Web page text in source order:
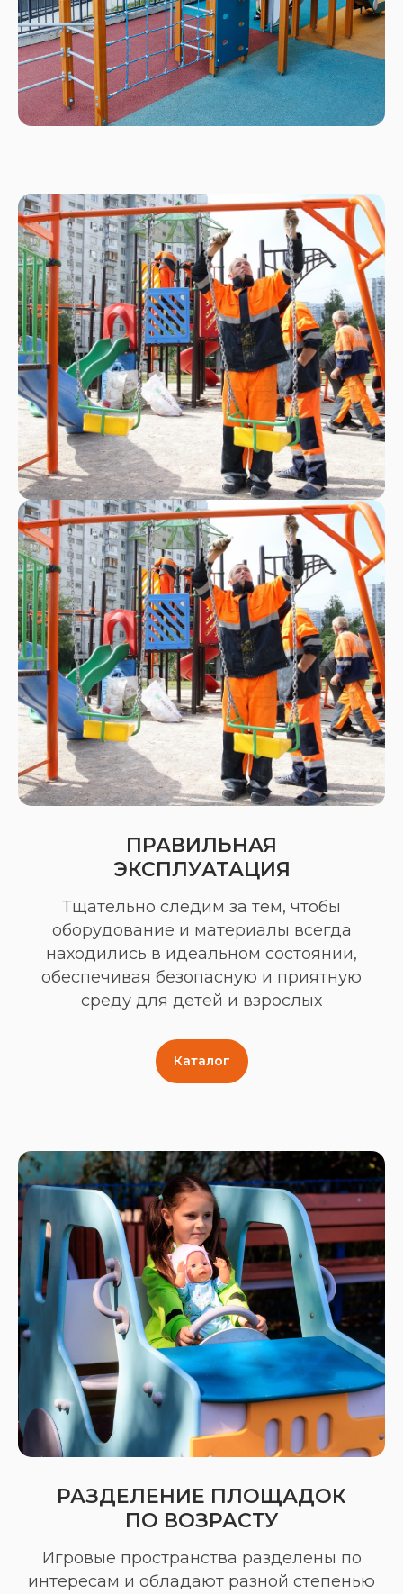
ПРАВИЛЬНАЯ
ЭКСПЛУАТАЦИЯ
Тщательно следим за тем, чтобы
оборудование и материалы всегда
находились в идеальном состоянии,
обеспечивая безопасную и приятную
среду для детей и взрослых
Каталог
РАЗДЕЛЕНИЕ ПЛОЩАДОК
ПО ВОЗРАСТУ
Игровые пространства разделены по
интересам и обладают разной степенью